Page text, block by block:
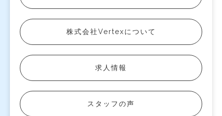
株式会社Vertexについて
求人情報
スタッフの声